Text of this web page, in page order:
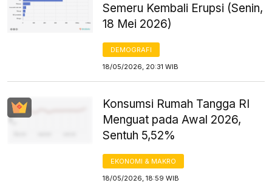
Semeru Kembali Erupsi (Senin,
18 Mei 2026)
DEMOGRAFI
18/05/2026, 20:31 WIB
Konsumsi Rumah Tangga RI
Menguat pada Awal 2026,
Sentuh 5,52%
EKONOMI & MAKRO
18/05/2026, 18:59 WIB